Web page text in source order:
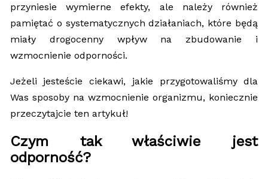
przyniesie wymierne efekty, ale należy również
pamiętać o systematycznych działaniach, które będą
miały drogocenny wpływ na zbudowanie i
wzmocnienie odporności.
Jeżeli jesteście ciekawi, jakie przygotowaliśmy dla
Was sposoby na wzmocnienie organizmu, koniecznie
przeczytajcie ten artykuł!
Czym tak właściwie jest
odporność?